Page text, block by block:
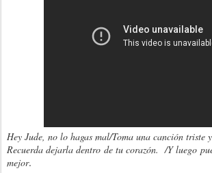
Hey Jude, no lo hagas mal/Toma una canción triste
Recuerda dejarla dentro de tu corazón. /Y luego
mejor.